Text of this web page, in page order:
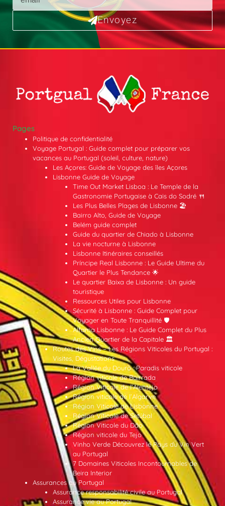
Envoyez
Pages
Politique de confidentialité
Voyage Portugal : Guide complet pour préparer vos
vacances au Portugal (soleil, culture, nature)
Les Açores: Guide de Voyage des îles Açores
Lisbonne Guide de Voyage
Time Out Market Lisboa : Le Temple de la
Gastronomie Portugaise à Cais do Sodré 🍴
Les Plus Belles Plages de Lisbonne 🏖️
Bairro Alto, Guide de Voyage
Belém guide complet
Guide du quartier de Chiado à Lisbonne
La vie nocturne à Lisbonne
Lisbonne Itinéraires conseillés
Príncipe Real Lisbonne : Le Guide Ultime du
Quartier le Plus Tendance 🌟
Le quartier Baixa de Lisbonne : Un guide
touristique
Ressources Utiles pour Lisbonne
Sécurité à Lisbonne : Guide Complet pour
Voyager en Toute Tranquillité 🛡️
Alfama Lisbonne : Le Guide Complet du Plus
Ancien Quartier de la Capitale 🏛️
Routes des Vins – Les Régions Viticoles du Portugal :
Visites, Dégustations
La Vallée du Douro : Paradis viticole
Région viticole de Bairrada
Région Viticole de l’Alentejo
Région viticole de l’Algarve
Région Viticole de Lisbonne
Région Viticole de Setúbal
Région Viticole du Dão
Région viticole du Tejo
Vinho Verde Découvrez le Pays du Vin Vert
au Portugal
7 Domaines Viticoles Incontournables de
Beira Interior
Assurances au Portugal
Assurance responsabilité civile au Portugal
Assurance vie au Portugal